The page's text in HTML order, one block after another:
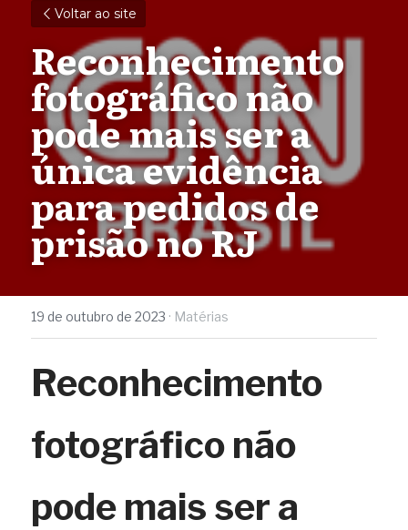
Voltar ao site
Reconhecimento
fotográfico não
pode mais ser a
única evidência
para pedidos de
prisão no RJ
19 de outubro de 2023 · Matérias
Reconhecimento
fotográfico não
pode mais ser a